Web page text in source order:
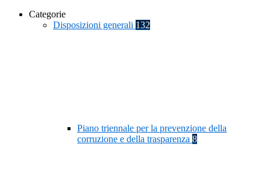
Categorie
Disposizioni generali 132
Piano triennale per la prevenzione della
corruzione e della trasparenza 8